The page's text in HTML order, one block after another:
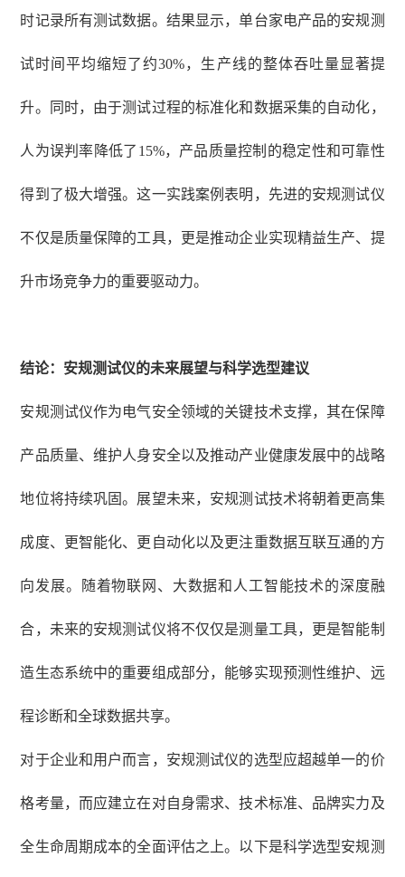
时记录所有测试数据。结果显示，单台家电产品的安规测
试时间平均缩短了约30%，生产线的整体吞吐量显著提
升。同时，由于测试过程的标准化和数据采集的自动化，
人为误判率降低了15%，产品质量控制的稳定性和可靠性
得到了极大增强。这一实践案例表明，先进的安规测试仪
不仅是质量保障的工具，更是推动企业实现精益生产、提
升市场竞争力的重要驱动力。
结论：安规测试仪的未来展望与科学选型建议
安规测试仪作为电气安全领域的关键技术支撑，其在保障
产品质量、维护人身安全以及推动产业健康发展中的战略
地位将持续巩固。展望未来，安规测试技术将朝着更高集
成度、更智能化、更自动化以及更注重数据互联互通的方
向发展。随着物联网、大数据和人工智能技术的深度融
合，未来的安规测试仪将不仅仅是测量工具，更是智能制
造生态系统中的重要组成部分，能够实现预测性维护、远
程诊断和全球数据共享。
对于企业和用户而言，安规测试仪的选型应超越单一的价
格考量，而应建立在对自身需求、技术标准、品牌实力及
全生命周期成本的全面评估之上。以下是科学选型安规测